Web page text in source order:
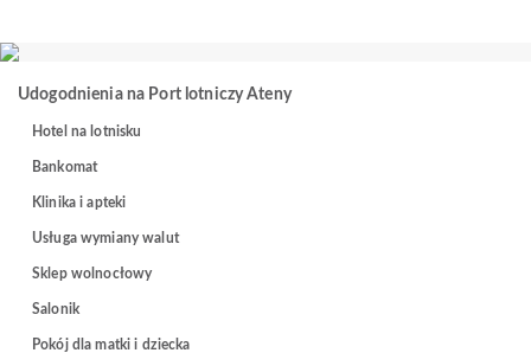
Udogodnienia na Port lotniczy Ateny
Hotel na lotnisku
Bankomat
Klinika i apteki
Usługa wymiany walut
Sklep wolnocłowy
Salonik
Pokój dla matki i dziecka